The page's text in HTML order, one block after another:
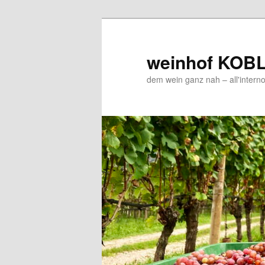
weinhof
dem wein ganz nah –